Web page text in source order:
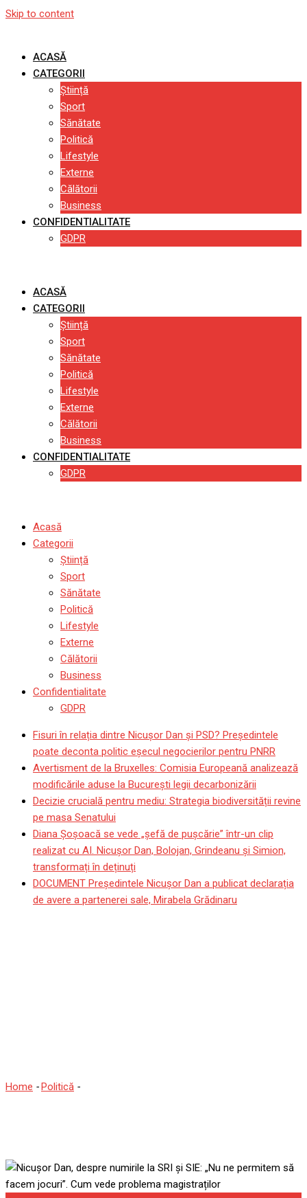
Skip to content
ACASĂ
CATEGORII
Știință
Sport
Sănătate
Politică
Lifestyle
Externe
Călătorii
Business
CONFIDENTIALITATE
GDPR
ACASĂ
CATEGORII
Știință
Sport
Sănătate
Politică
Lifestyle
Externe
Călătorii
Business
CONFIDENTIALITATE
GDPR
Acasă
Categorii
Știință
Sport
Sănătate
Politică
Lifestyle
Externe
Călătorii
Business
Confidentialitate
GDPR
Fisuri în relația dintre Nicușor Dan și PSD? Președintele
poate deconta politic eșecul negocierilor pentru PNRR
Avertisment de la Bruxelles: Comisia Europeană analizează
modificările aduse la București legii decarbonizării
Decizie crucială pentru mediu: Strategia biodiversității revine
pe masa Senatului
Diana Șoșoacă se vede „șefă de pușcărie” într-un clip
realizat cu AI. Nicușor Dan, Bolojan, Grindeanu și Simion,
transformați în deținuți
DOCUMENT Președintele Nicușor Dan a publicat declarația
de avere a partenerei sale, Mirabela Grădinaru
Home -Politică -